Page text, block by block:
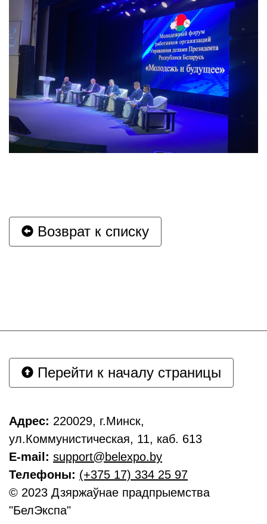
Возврат к списку
Перейти к началу страницы
Адрес: 220029, г.Минск,
ул.Коммунистическая, 11, каб. 613
E-mail: support@belexpo.by
Телефоны: (+375 17) 334 25 97
© 2023 Дзяржаўнае прадпрыемства
"БелЭкспа"